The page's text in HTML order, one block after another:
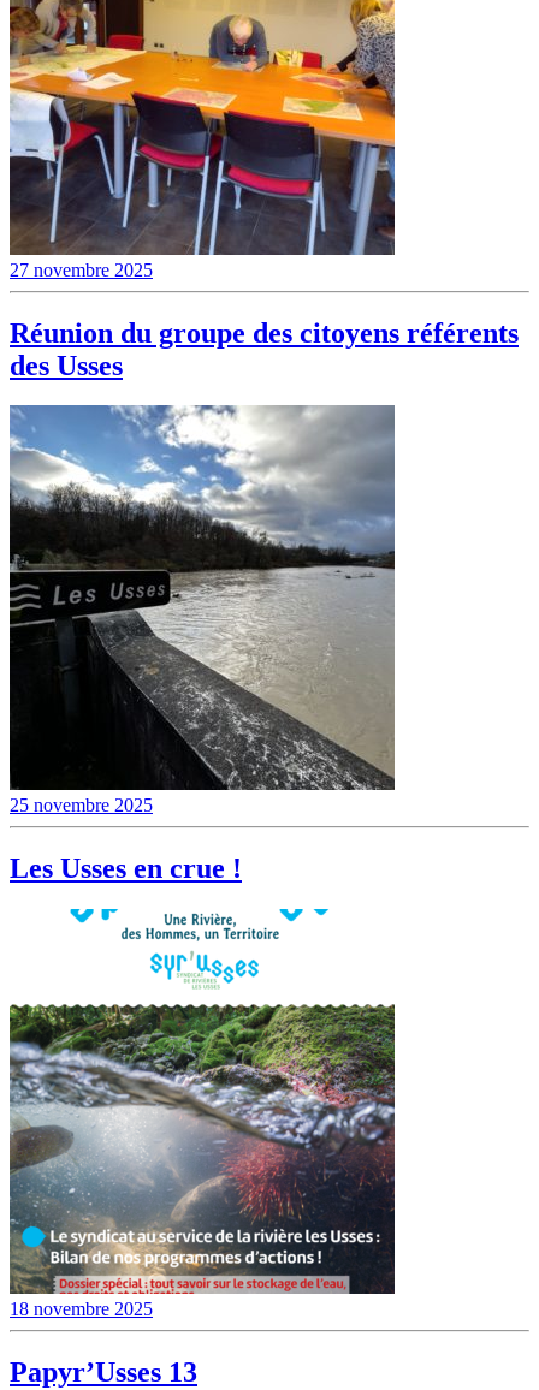
27 novembre 2025
Réunion du groupe des citoyens référents
des Usses
25 novembre 2025
Les Usses en crue !
18 novembre 2025
Papyr’Usses 13